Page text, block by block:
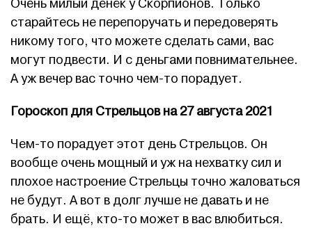
Очень милый денёк у Скорпионов. Только
старайтесь не перепоручать и передоверять
никому того, что можете сделать сами, вас
могут подвести. И с деньгами повнимательнее.
А уж вечер вас точно чем-то порадует.
Гороскоп для Стрельцов на 27 августа 2021
Чем-то порадует этот день Стрельцов. Он
вообще очень мощный и уж на нехватку сил и
плохое настроение Стрельцы точно жаловаться
не будут. А вот в долг лучше не давать и не
брать. И ещё, кто-то может в вас влюбиться.